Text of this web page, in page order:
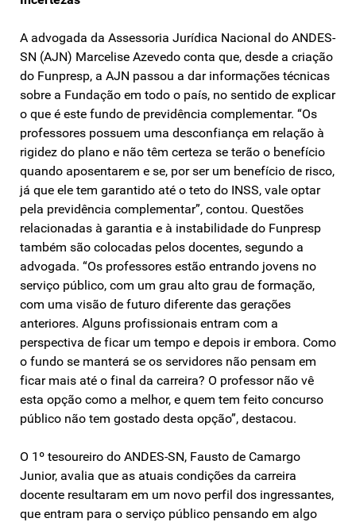
A advogada da Assessoria Jurídica Nacional do ANDES-
SN (AJN) Marcelise Azevedo conta que, desde a criação
do Funpresp, a AJN passou a dar informações técnicas
sobre a Fundação em todo o país, no sentido de explicar
o que é este fundo de previdência complementar. “Os
professores possuem uma desconfiança em relação à
rigidez do plano e não têm certeza se terão o benefício
quando aposentarem e se, por ser um benefício de risco,
já que ele tem garantido até o teto do INSS, vale optar
pela previdência complementar”, contou. Questões
relacionadas à garantia e à instabilidade do Funpresp
também são colocadas pelos docentes, segundo a
advogada. “Os professores estão entrando jovens no
serviço público, com um grau alto grau de formação,
com uma visão de futuro diferente das gerações
anteriores. Alguns profissionais entram com a
perspectiva de ficar um tempo e depois ir embora. Como
o fundo se manterá se os servidores não pensam em
ficar mais até o final da carreira? O professor não vê
esta opção como a melhor, e quem tem feito concurso
público não tem gostado desta opção”, destacou.
O 1º tesoureiro do ANDES-SN, Fausto de Camargo
Junior, avalia que as atuais condições da carreira
docente resultaram em um novo perfil dos ingressantes,
que entram para o serviço público pensando em algo